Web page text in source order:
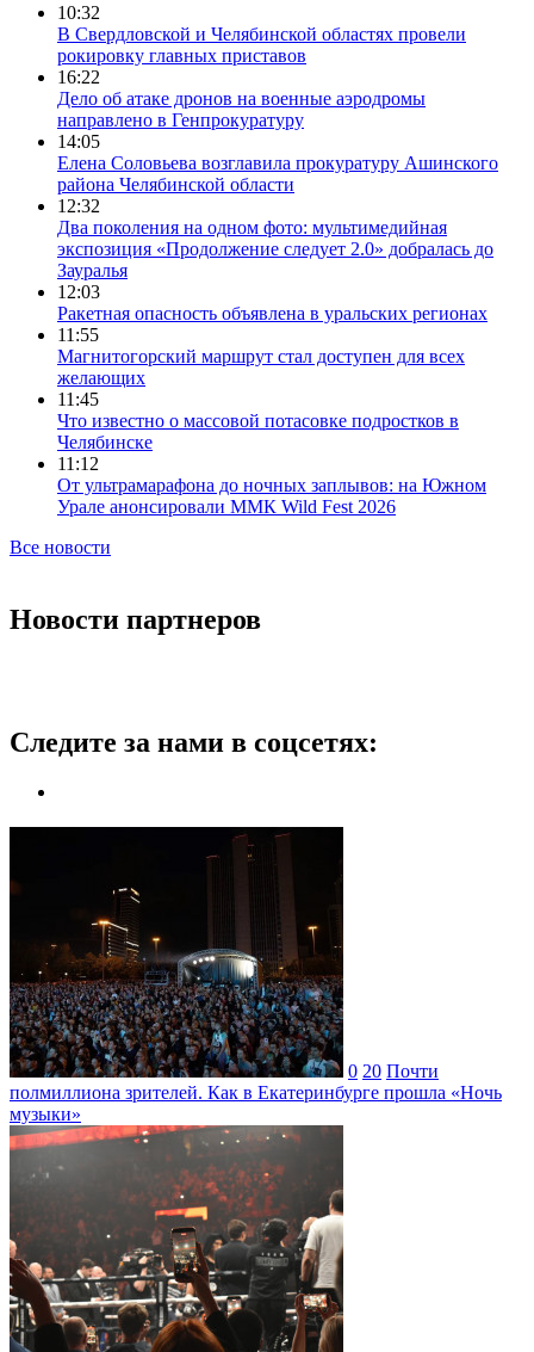
10:32
В Свердловской и Челябинской областях провели
рокировку главных приставов
16:22
Дело об атаке дронов на военные аэродромы
направлено в Генпрокуратуру
14:05
Елена Соловьева возглавила прокуратуру Ашинского
района Челябинской области
12:32
Два поколения на одном фото: мультимедийная
экспозиция «Продолжение следует 2.0» добралась до
Зауралья
12:03
Ракетная опасность объявлена в уральских регионах
11:55
Магнитогорский маршрут стал доступен для всех
желающих
11:45
Что известно о массовой потасовке подростков в
Челябинске
11:12
От ультрамарафона до ночных заплывов: на Южном
Урале анонсировали ММК Wild Fest 2026
Все новости
Новости партнеров
Следите за нами в соцсетях:
0 20 Почти
полмиллиона зрителей. Как в Екатеринбурге прошла «Ночь
музыки»